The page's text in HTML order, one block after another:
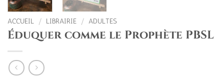
ACCUEIL / LIBRAIRIE / ADULTES
Éduquer comme le Prophète PBSL